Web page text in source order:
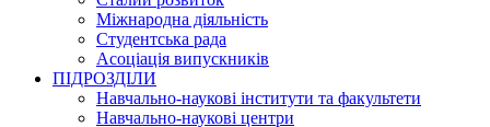
Міжнародна діяльність
Студентська рада
Асоціація випускників
ПІДРОЗДІЛИ
Навчально-наукові інститути та факультети
Навчально-наукові центри